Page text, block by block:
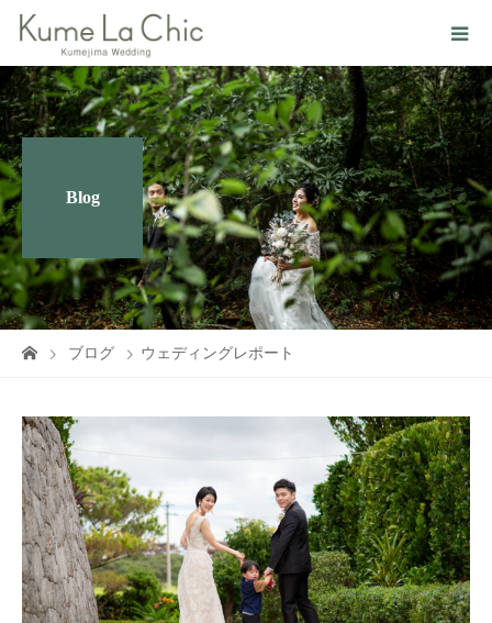
Blog
ブログ ウェディングレポート